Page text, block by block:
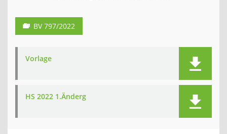
BV 797/2022
Vorlage
HS 2022 1.Änderg